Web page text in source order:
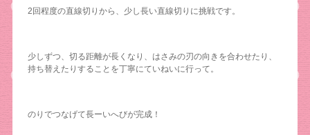
2回程度の直線切りから、少し長い直線切りに挑戦です。
少しずつ、切る距離が長くなり、はさみの刃の向きを合わせたり、
持ち替えたりすることを丁寧にていねいに行って。
のりでつなげて長ーいへびが完成！